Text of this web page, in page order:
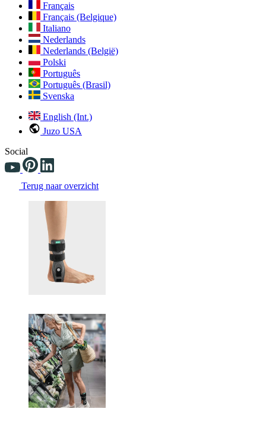
Français
Français (Belgique)
Italiano
Nederlands
Nederlands (België)
Polski
Português
Português (Brasil)
Svenska
English (Int.)
Juzo USA
Social
Terug naar overzicht